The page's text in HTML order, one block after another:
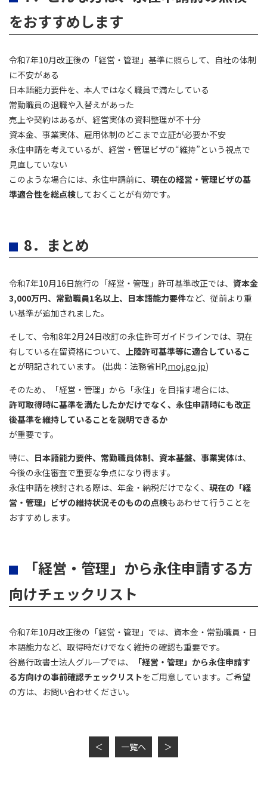
をおすすめします
令和7年10月改正後の「経営・管理」基準に照らして、自社の体制
に不安がある
日本語能力要件を、本人ではなく職員で満たしている
常勤職員の退職や入替えがあった
売上や契約はあるが、経営実体の資料整理が不十分
資本金、事業実体、雇用体制のどこまで立証が必要か不安
永住申請を考えているが、経営・管理ビザの“維持”という視点で
見直していない
このような場合には、永住申請前に、 現在の経営・管理ビザの基
準適合性を総点検しておくことが有効です。
8．まとめ
令和7年10月16日施行の「経営・管理」許可基準改正では、 資本金
3,000万円、常勤職員1名以上、日本語能力要件など、従前より重
い基準が追加されました。
そして、令和8年2月24日改訂の永住許可ガイドラインでは、現在
有している在留資格について、 上陸許可基準等に適合しているこ
とが明記されています。 (出典：法務省HP,moj.go.jp)
そのため、「経営・管理」から「永住」を目指す場合には、
許可取得時に基準を満たしたかだけでなく、永住申請時にも改正
後基準を維持していることを説明できるか
が重要です。
特に、 日本語能力要件、常勤職員体制、資本基盤、事業実体は、
今後の永住審査で重要な争点になり得ます。
永住申請を検討される際は、年金・納税だけでなく、 現在の「経
営・管理」ビザの維持状況そのものの点検もあわせて行うことを
おすすめします。
「経営・管理」から永住申請する方
向けチェックリスト
令和7年10月改正後の「経営・管理」では、資本金・常勤職員・日
本語能力など、取得時だけでなく維持の確認も重要です。
谷島行政書士法人グループでは、
「経営・管理」から永住申請す
る方向けの事前確認チェックリストをご用意しています。ご希望
の方は、お問い合わせください。
＜ 一覧へ ＞